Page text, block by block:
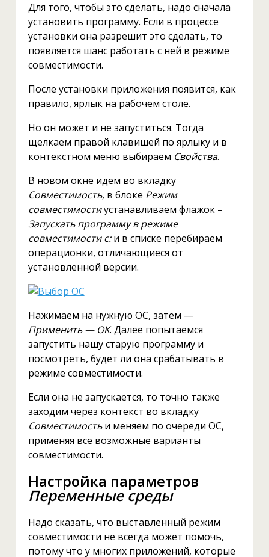
Для того, чтобы это сделать, надо сначала
установить программу. Если в процессе
установки она разрешит это сделать, то
появляется шанс работать с ней в режиме
совместимости.
После установки приложения появится, как
правило, ярлык на рабочем столе.
Но он может и не запуститься. Тогда
щелкаем правой клавишей по ярлыку и в
контекстном меню выбираем Свойства.
В новом окне идем во вкладку
Совместимость, в блоке Режим
совместимостиустанавливаем флажок –
Запускать программу в режиме
совместимости с:и в списке перебираем
операционки, отличающиеся от
установленной версии.
Нажимаем на нужную ОС, затем —
Применить — OK. Далее попытаемся
запустить нашу старую программу и
посмотреть, будет ли она срабатывать в
режиме совместимости.
Если она не запускается, то точно также
заходим через контекст во вкладку
Совместимостьи меняем по очереди ОС,
применяя все возможные варианты
совместимости.
Настройка параметров
Переменные среды
Надо сказать, что выставленный режим
совместимости не всегда может помочь,
потому что у многих приложений, которые